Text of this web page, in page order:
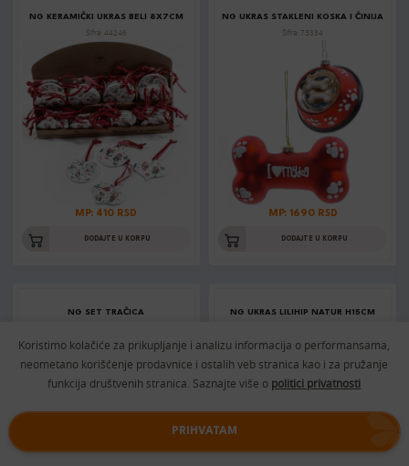
NG KERAMIČKI UKRAS BELI 8X7CM
Šifra: 44246
MP: 410 RSD
DODAJTE U KORPU
NG UKRAS STAKLENI KOSKA I ČINIJA
Šifra: 73334
MP: 1690 RSD
DODAJTE U KORPU
NG SET TRAČICA NG UKRAS LILIHIP NATUR H15CM
Koristimo kolačiće za prikupljanje i analizu informacija o performansama,
neometano korišćenje prodavnice i ostalih veb stranica kao i za pružanje
funkcija društvenih stranica. Saznajte više o politici privatnosti
PRIHVATAM